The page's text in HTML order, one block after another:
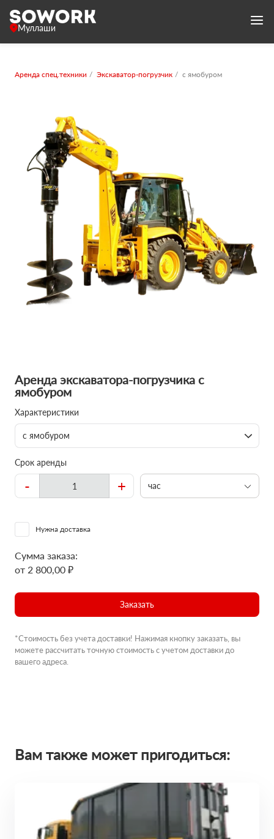
Муллаши
Аренда спец.техники Экскаватор-погрузчик с ямобуром
Аренда экскаватора-погрузчика с
ямобуром
Характеристики
с ямобуром
Срок аренды
- + час
Нужна доставка
Сумма заказа:
от 2 800,00 ₽
Заказать
*Стоимость без учета доставки! Нажимая кнопку заказать, вы
можете рассчитать точную стоимость с учетом доставки до
вашего адреса.
Вам также может пригодиться: